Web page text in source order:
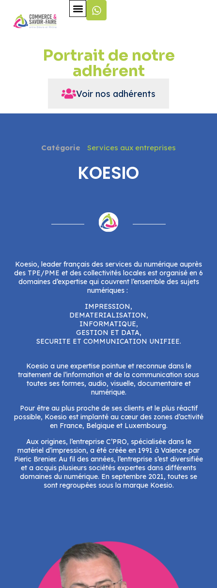
Portrait de notre
adhérent
Voir nos adhérents
Catégorie Services aux entreprises
KOESIO
Koesio, leader français des services du numérique auprès
des TPE/PME et des collectivités locales est organisé en 6
domaines d’expertise qui couvrent l’ensemble des sujets
numériques :
IMPRESSION,
DEMATERIALISATION,
INFORMATIQUE,
GESTION ET DATA,
SECURITE ET COMMUNICATION UNIFIEE.
Koesio a une expertise pointue et reconnue dans le
traitement de l’information et de la communication sous
toutes ses formes, audio, visuelle, documentaire et
numérique.
Pour être au plus proche de ses clients et le plus réactif
possible, Koesio est implanté au cœur des zones d’activité
en France, Belgique et Luxembourg.
Aux origines, l’entreprise C’PRO, spécialisée dans le
matériel d’impression, a été créée en 1991 à Valence par
Pieric Brenier. Au fil des années, l’entreprise s’est diversifiée
et a acquis plusieurs sociétés expertes dans différents
domaines du numérique. En septembre 2021, toutes se
sont regroupées sous la marque Koesio.